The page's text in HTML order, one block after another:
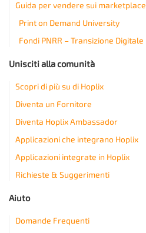
Guida per vendere sui marketplace
Print on Demand University
Fondi PNRR – Transizione Digitale
Unisciti alla comunità
Scopri di più su di Hoplix
Diventa un Fornitore
Diventa Hoplix Ambassador
Applicazioni che integrano Hoplix
Applicazioni integrate in Hoplix
Richieste & Suggerimenti
Aiuto
Domande Frequenti